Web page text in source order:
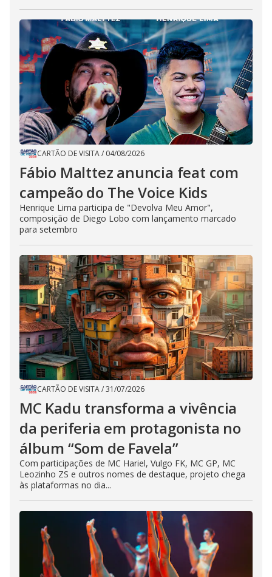
CARTÃO DE VISITA/ 04/08/2026
Fábio Malttez anuncia feat com
campeão do The Voice Kids
Henrique Lima participa de "Devolva Meu Amor",
composição de Diego Lobo com lançamento marcado
para setembro
CARTÃO DE VISITA/31/07/2026
MC Kadu transforma a vivência
da periferia em protagonista no
álbum “Som de Favela”
Com participações de MC Hariel, Vulgo FK, MC GP, MC
Leozinho ZS e outros nomes de destaque, projeto chega
às plataformas no dia...